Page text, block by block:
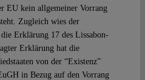
EU kein allgemeiner Vorrang
Zugleich wies der
Erklärung 17 des Lissabon-
Erklärung hat die
von der “Existenz”
in Bezug auf den Vorrang